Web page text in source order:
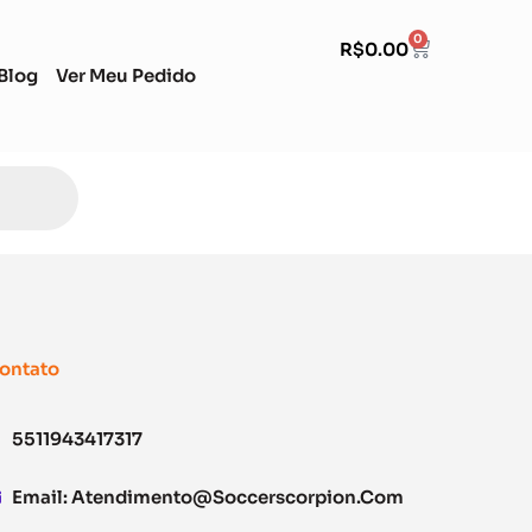
Ver Meu Pedido
R$0.00 0
5511943417317
Email:Atendimento@soccerscorpion.com